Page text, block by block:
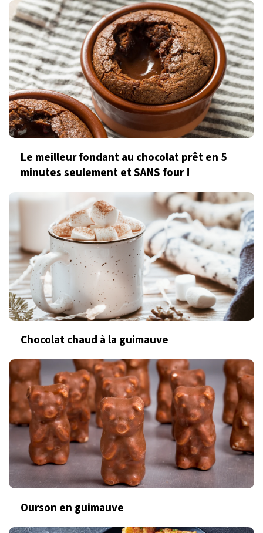
Le meilleur fondant au chocolat prêt en 5
minutes seulement et SANS four !
Chocolat chaud à la guimauve
Ourson en guimauve